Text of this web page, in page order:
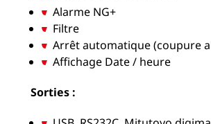
Alarme NG+
Filtre
Arrêt automatique (coupure
Affichage Date / heure
Sorties :